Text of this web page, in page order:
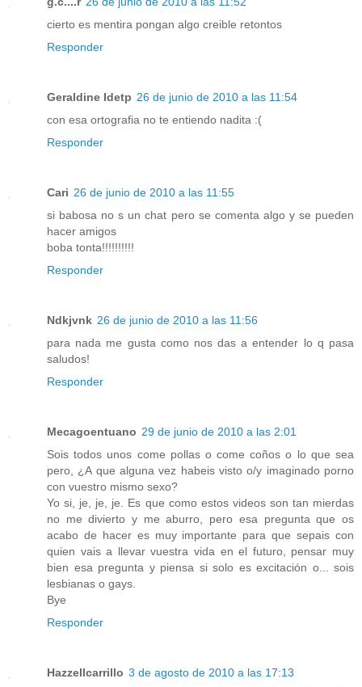
cierto es mentira pongan algo creible retontos
Responder
Geraldine Idetp 26 de junio de 2010 a las 11:54
con esa ortografia no te entiendo nadita :(
Responder
Cari 26 de junio de 2010 a las 11:55
si babosa no s un chat pero se comenta algo y se pueden
hacer amigos
boba tonta!!!!!!!!!!
Responder
Ndkjvnk 26 de junio de 2010 a las 11:56
para nada me gusta como nos das a entender lo q pasa
saludos!
Responder
Mecagoentuano 29 de junio de 2010 a las 2:01
Sois todos unos come pollas o come coños o lo que sea
pero, ¿A que alguna vez habeis visto o/y imaginado porno
con vuestro mismo sexo?
Yo si, je, je, je. Es que como estos videos son tan mierdas
no me divierto y me aburro, pero esa pregunta que os
acabo de hacer es muy importante para que sepais con
quien vais a llevar vuestra vida en el futuro, pensar muy
bien esa pregunta y piensa si solo es excitación o... sois
lesbianas o gays.
Bye
Responder
Hazzellcarrillo 3 de agosto de 2010 a las 17:13